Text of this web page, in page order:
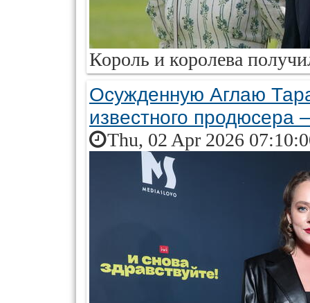
Король и королева
Осужденную Аглаю
известного продюсера
Thu, 02 Apr 2026